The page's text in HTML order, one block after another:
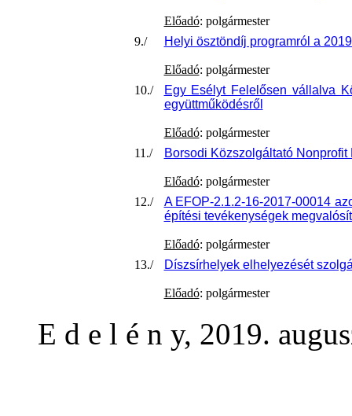
Előadó: polgármester
9./
Helyi ösztöndíj programról a
Előadó: polgármester
10./
Egy Esélyt Felelősen vállalva
együttműködésről
Előadó: polgármester
11./
Borsodi Közszolgáltató
Előadó: polgármester
12./
A EFOP-2.1.2-16-2017-00014
építési tevékenységek
Előadó: polgármester
13./
Díszsírhelyek elhelyezését
Előadó: polgármester
E d e l é n y, 2019.